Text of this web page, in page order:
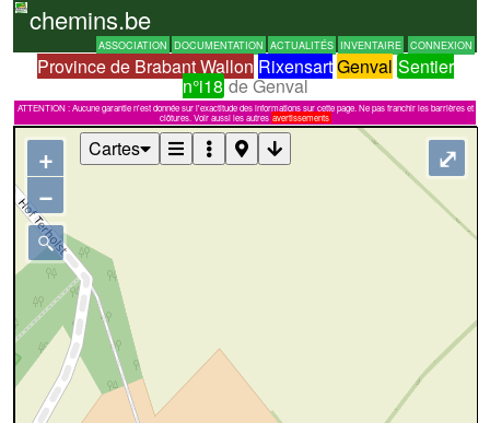
chemins.be
ASSOCIATION DOCUMENTATION ACTUALITÉS INVENTAIRE CONNEXION
Province de Brabant Wallon RixensartGenval Sentier
n°i18de Genval
ATTENTION : Aucune garantie n'est donnée sur l'exactitude des informations sur cette page. Ne pas franchir les barrières et
clôtures. Voir aussi les autres avertissements
+
−
⤢
Cartes